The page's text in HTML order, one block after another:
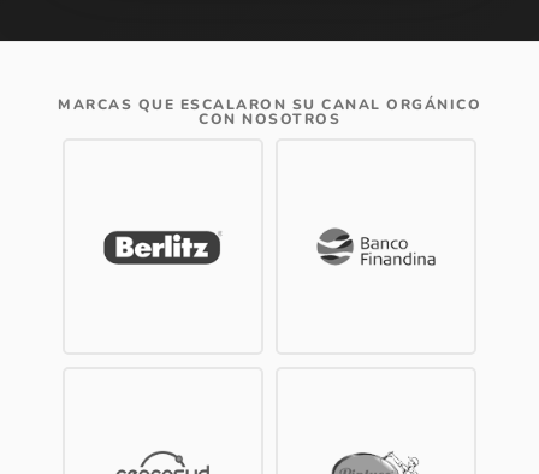
MARCAS QUE ESCALARON SU CANAL ORGÁNICO
CON NOSOTROS